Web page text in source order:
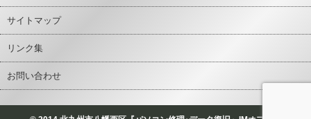
サイトマップ
リンク集
お問い合わせ